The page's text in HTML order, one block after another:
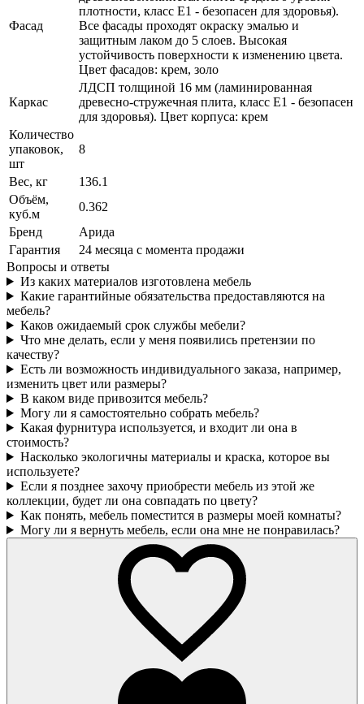
Фасад
плотности, класс E1 - безопасен для здоровья).
Все фасады проходят окраску эмалью и
защитным лаком до 5 слоев. Высокая
устойчивость поверхности к изменению цвета.
Цвет фасадов: крем, золо
Каркас
ЛДСП толщиной 16 мм (ламинированная
древесно-стружечная плита, класс E1 - безопасен
для здоровья). Цвет корпуса: крем
Количество
упаковок,
шт
8
Вес, кг
136.1
Объём,
куб.м
0.362
Бренд
Арида
Гарантия
24 месяца с момента продажи
Вопросы и ответы
Из каких материалов изготовлена мебель
Какие гарантийные обязательства предоставляются на
мебель?
Каков ожидаемый срок службы мебели?
Что мне делать, если у меня появились претензии по
качеству?
Есть ли возможность индивидуального заказа, например,
изменить цвет или размеры?
В каком виде привозится мебель?
Могу ли я самостоятельно собрать мебель?
Какая фурнитура используется, и входит ли она в
стоимость?
Насколько экологичны материалы и краска, которое вы
используете?
Если я позднее захочу приобрести мебель из этой же
коллекции, будет ли она совпадать по цвету?
Как понять, мебель поместится в размеры моей комнаты?
Могу ли я вернуть мебель, если она мне не понравилась?